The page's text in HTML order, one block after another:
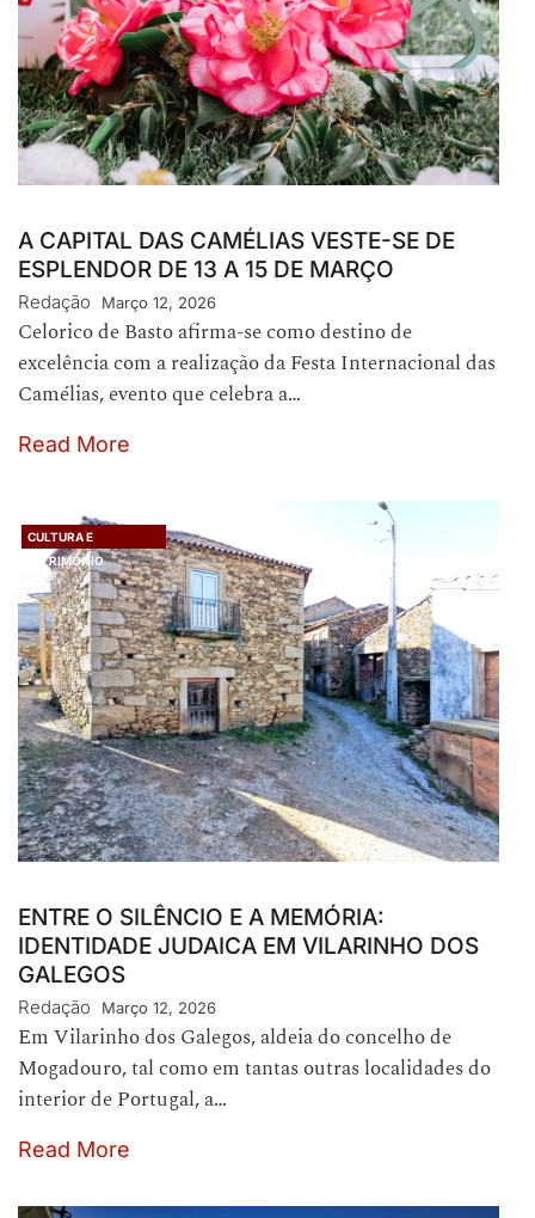
A CAPITAL DAS CAMÉLIAS VESTE-SE DE
ESPLENDOR DE 13 A 15 DE MARÇO
Redação Março 12, 2026
Celorico de Basto afirma-se como destino de
excelência com a realização da Festa Internacional das
Camélias, evento que celebra a…
Read More
CULTURA E
PATRIMÓNIO
ENTRE O SILÊNCIO E A MEMÓRIA:
IDENTIDADE JUDAICA EM VILARINHO DOS
GALEGOS
Redação Março 12, 2026
Em Vilarinho dos Galegos, aldeia do concelho de
Mogadouro, tal como em tantas outras localidades do
interior de Portugal, a…
Read More